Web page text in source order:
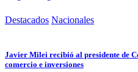
Destacados Nacionales
Javier Milei recibió al presidente de
comercio e inversiones